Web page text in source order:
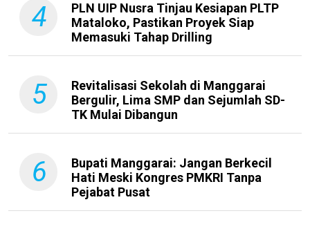
4
PLN UIP Nusra Tinjau Kesiapan PLTP
Mataloko, Pastikan Proyek Siap
Memasuki Tahap Drilling
5
Revitalisasi Sekolah di Manggarai
Bergulir, Lima SMP dan Sejumlah SD-
TK Mulai Dibangun
6
Bupati Manggarai: Jangan Berkecil
Hati Meski Kongres PMKRI Tanpa
Pejabat Pusat